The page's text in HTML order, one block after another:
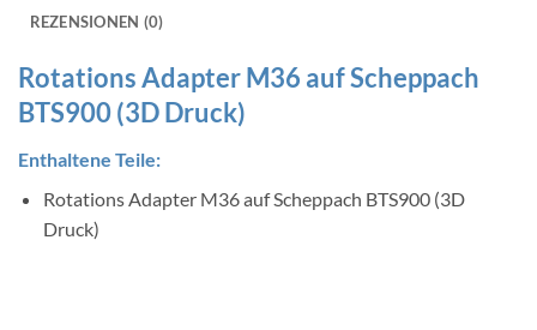
REZENSIONEN (0)
Rotations Adapter M36 auf Scheppach
BTS900 (3D Druck)
Enthaltene Teile:
Rotations Adapter M36 auf Scheppach BTS900 (3D
Druck)